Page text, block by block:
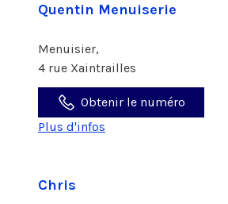
Quentin Menuiserie
Menuisier,
4 rue Xaintrailles
Obtenir le numéro
Plus d'infos
Chris